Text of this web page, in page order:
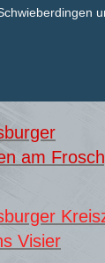
am
Visier